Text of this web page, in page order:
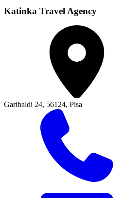
Katinka Travel Agency
Garibaldi 24, 56124, Pisa